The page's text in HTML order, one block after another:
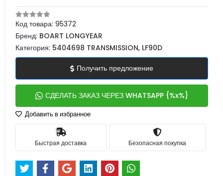
Код товара: 95372
Бренд: BOART LONGYEAR
Категория: 5404698 TRANSMISSION, LF90D
Получить предложение
СДЕЛАТЬ ЗАКАЗ ЧЕРЕЗ WHATSAPP {%x%}
Добавить в избранное
Быстрая доставка Безопасная покупка